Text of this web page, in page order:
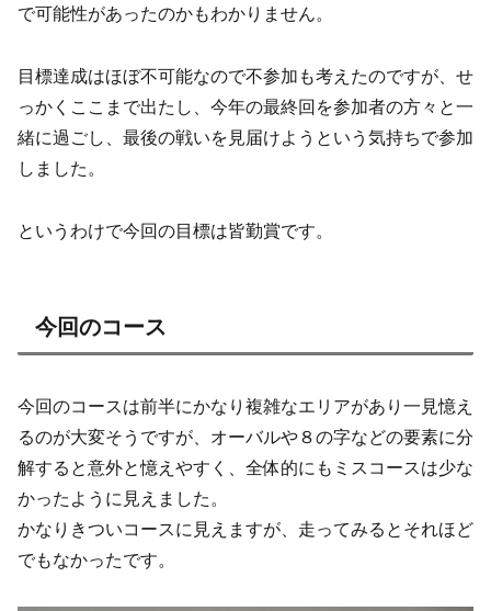
で可能性があったのかもわかりません。
目標達成はほぼ不可能なので不参加も考えたのですが、せ
っかくここまで出たし、今年の最終回を参加者の方々と一
緒に過ごし、最後の戦いを見届けようという気持ちで参加
しました。
というわけで今回の目標は皆勤賞です。
今回のコース
今回のコースは前半にかなり複雑なエリアがあり一見憶え
るのが大変そうですが、オーバルや８の字などの要素に分
解すると意外と憶えやすく、全体的にもミスコースは少な
かったように見えました。
かなりきついコースに見えますが、走ってみるとそれほど
でもなかったです。